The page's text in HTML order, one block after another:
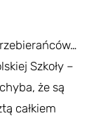
Szkoły –
że są
całkiem